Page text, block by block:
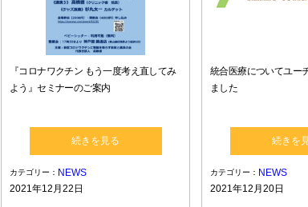
『コロナワクチン もう一度考え直してみ
よう』セミナーのご案内
続きを見る
カテゴリー： NEWS
2021年12月22日
統合医療についてユー
ました
続きを
カテゴリー： NEWS
2021年12月20日